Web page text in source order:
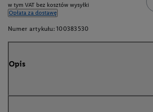
w tym VAT bez kosztów wysyłki
Opłata za dostawę
Numer artykułu: 100383530
Opis